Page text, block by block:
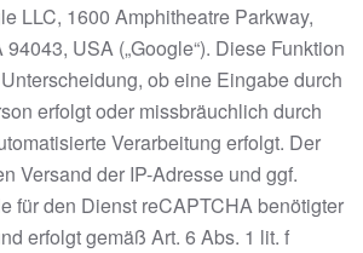
LLC, 1600 Amphitheatre Parkway,
USA („Google“). Diese Funktion
ob eine Eingabe durch
erfolgt oder missbräuchlich durch
Verarbeitung erfolgt. Der
Versand der IP-Adresse und ggf.
für den Dienst reCAPTCHA benötigter
erfolgt gemäß Art. 6 Abs. 1 lit. f